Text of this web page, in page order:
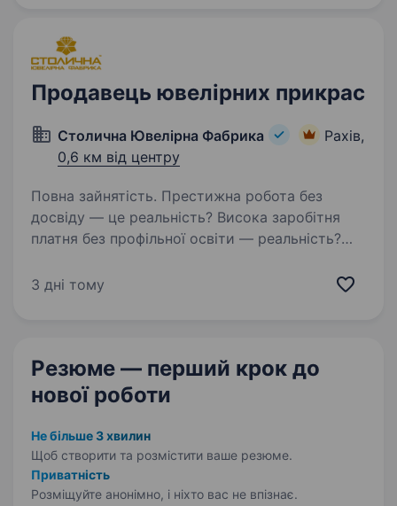
Продавець ювелірних прикрас
Столична Ювелірна Фабрика
Рахів,
0,6 км від центру
Повна зайнятість. Престижна робота без
досвіду — це реальність? Висока заробітня
платня без профільної освіти — реальність?
теж реальність? У нас — ТАК!!! Вимоги:
3 дні тому
Резюме — перший крок до
нової роботи
Не більше 3 хвилин
Щоб створити та розмістити ваше резюме.
Приватність
Розміщуйте анонімно, і ніхто вас не впізнає.